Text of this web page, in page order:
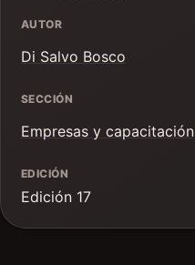
AUTOR
Di Salvo Bosco
SECCIÓN
Empresas y capacitación
EDICIÓN
Edición 17